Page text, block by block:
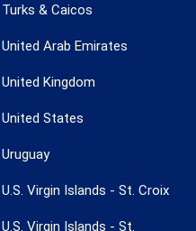
Turks & Caicos
United Arab Emirates
United Kingdom
United States
Uruguay
U.S. Virgin Islands - St. Croix
U.S. Virgin Islands - St.
Aceptar todas